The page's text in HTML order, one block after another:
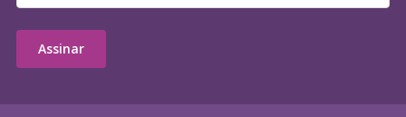
Assinar